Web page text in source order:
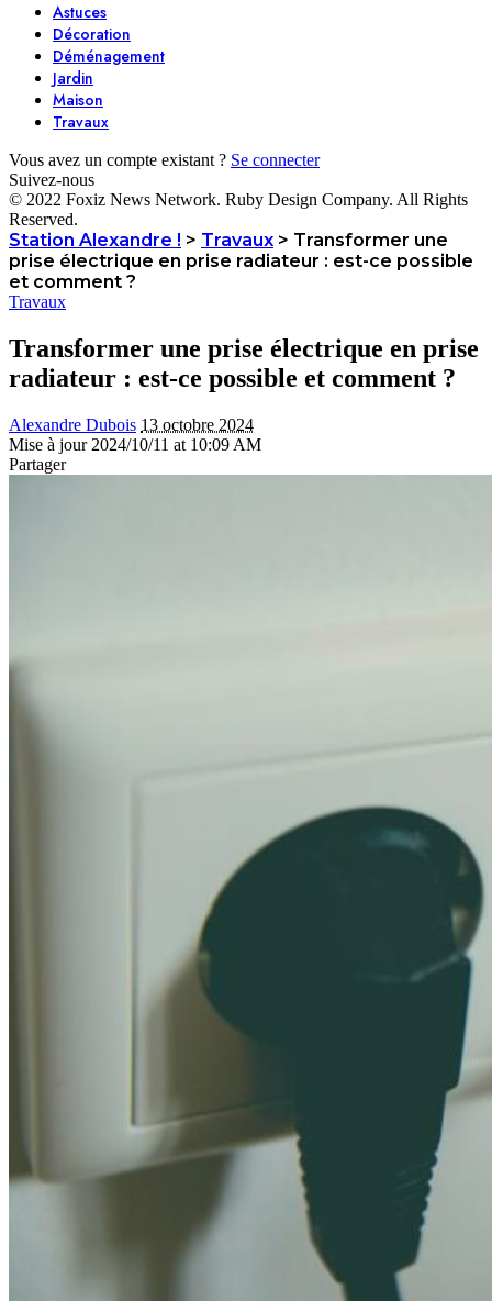
Astuces
Décoration
Déménagement
Jardin
Maison
Travaux
Vous avez un compte existant ? Se connecter
Suivez-nous
© 2022 Foxiz News Network. Ruby Design Company. All Rights
Reserved.
Station Alexandre ! > Travaux > Transformer une
prise électrique en prise radiateur : est-ce possible
et comment ?
Travaux
Transformer une prise électrique en prise
radiateur : est-ce possible et comment ?
Alexandre Dubois 13 octobre 2024
Mise à jour 2024/10/11 at 10:09 AM
Partager